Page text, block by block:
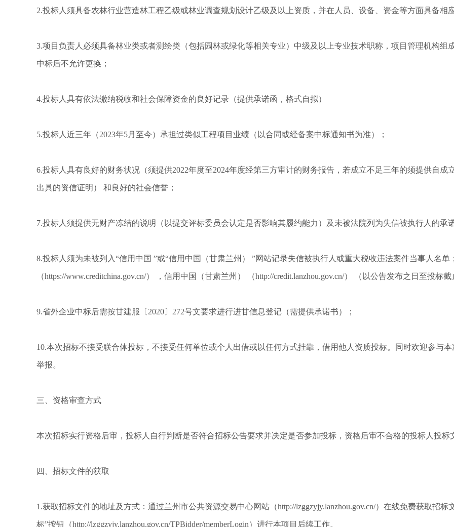
2.投标人须具备农林行业营造林工程乙级或林业调查规划设计乙级及以上资质，并在人员、设备、资金等方面具备相
3.项目负责人必须具备林业类或者测绘类（包括园林或绿化等相关专业）中级及以上专业技术职称，项目管理机构
中标后不允许更换；
4.投标人具有依法缴纳税收和社会保障资金的良好记录（提供承诺函，格式自拟）
5.投标人近三年（2023年5月至今）承担过类似工程项目业绩（以合同或经备案中标通知书为准）；
6.投标人具有良好的财务状况（须提供2022年度至2024年度经第三方审计的财务报告，若成立不足三年的须提供自
出具的资信证明） 和良好的社会信誉；
7.投标人须提供无财产冻结的说明（以提交评标委员会认定是否影响其履约能力）及未被法院列为失信被执行人的承
8.投标人须为未被列入“信用中国 ”或“信用中国（甘肃兰州） ”网站记录失信被执行人或重大税收违法案件当事人名单
（https://www.creditchina.gov.cn/） ，信用中国（甘肃兰州） （http://credit.lanzhou.gov.cn/） （以公告发布之日至投
9.省外企业中标后需按甘建服〔2020〕272号文要求进行进甘信息登记（需提供承诺书）；
10.本次招标不接受联合体投标，不接受任何单位或个人出借或以任何方式挂靠，借用他人资质投标。同时欢迎参与
举报。
三、资格审查方式
本次招标实行资格后审，投标人自行判断是否符合招标公告要求并决定是否参加投标，资格后审不合格的投标人投标
四、招标文件的获取
1.获取招标文件的地址及方式：通过兰州市公共资源交易中心网站（http://lzggzyjy.lanzhou.gov.cn/）在线免费获取招
标”按钮（http://lzggzyjy.lanzhou.gov.cn/TPBidder/memberLogin）进行本项目后续工作。